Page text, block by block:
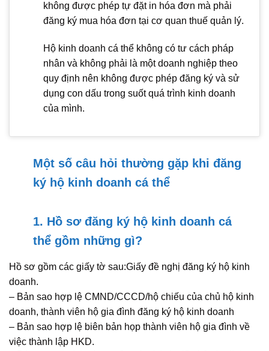
không được phép tự đặt in hóa đơn mà phải
đăng ký mua hóa đơn tại cơ quan thuế quản lý.
Hộ kinh doanh cá thể không có tư cách pháp
nhân và không phải là một doanh nghiệp theo
quy định nên không được phép đăng ký và sử
dụng con dấu trong suốt quá trình kinh doanh
của mình.
Một số câu hỏi thường gặp khi đăng
ký hộ kinh doanh cá thể
1. Hồ sơ đăng ký hộ kinh doanh cá
thể gồm những gì?
Hồ sơ gồm các giấy tờ sau:Giấy đề nghị đăng ký hộ kinh
doanh.
– Bản sao hợp lệ CMND/CCCD/hộ chiếu của chủ hộ kinh
doanh, thành viên hộ gia đình đăng ký hộ kinh doanh
– Bản sao hợp lệ biên bản họp thành viên hộ gia đình về
việc thành lập HKD.